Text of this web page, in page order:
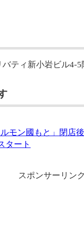
ティ新小岩ビル4-5
モン國もと」閉店
タート
スポンサーリンク